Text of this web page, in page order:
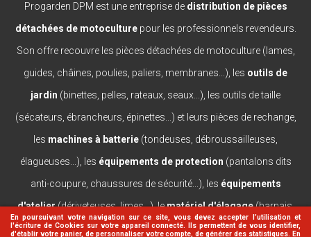
En poursuivant votre navigation sur ce site, vous devez accepter l’utilisation et
l'écriture de Cookies sur votre appareil connecté. Ils permettent de vous identifier,
d'établir votre panier, de personnaliser votre compte, de générer des statistiques. En
Progarden DPM est une entreprise de distribution de pièces
détachées de motoculturepour les professionnels revendeurs.
Son offre recouvre les pièces détachées de motoculture (lames,
guides, châines, poulies, paliers, membranes...), les outils de
jardin (binettes, pelles, rateaux, seaux...), les outils de taille
(sécateurs, ébrancheurs, épinettes...) et leurs pièces de rechange,
les machines à batterie (tondeuses, débroussailleuses,
élagueuses...), les équipements de protection (pantalons dits
anti-coupure, chaussures de sécurité...), les équipements
d'atelier(dériveteuses, limes...), lematériel d'élagage(harnais,
casques, lanceurs...).